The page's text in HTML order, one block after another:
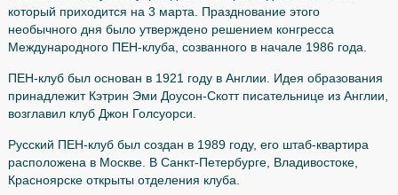
Дюма-отец, умудрившийся написать 420 романов.
первенства взяла не очень известная сочинительница
она сочинила несколько тысяч детективных романов,
содержание которых изложено на 300 страницах.
Из всего вышесказанного очевидно, насколько нелегок
заслуживает.
Именно поэтому был учрежден Всемирный день